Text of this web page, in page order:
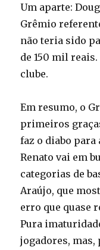
Um aparte:
Grêmio
não teria sido
de 150 mil
clube.
Em resumo, o
primeiros
faz o diabo
Renato vai em
categorias de
Araújo, que
erro que quase
Pura
jogadores,